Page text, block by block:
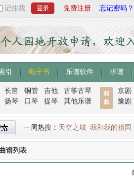
记住我 免费注册 忘记密码？
引 电子书 乐谱软件 求谱
长笛 铜管 吉他
古筝古琴
扬琴 口琴 提琴 其他乐谱
戏
曲
京剧
豫剧
一周热搜： 天空之城 我和我的祖国
谱列表